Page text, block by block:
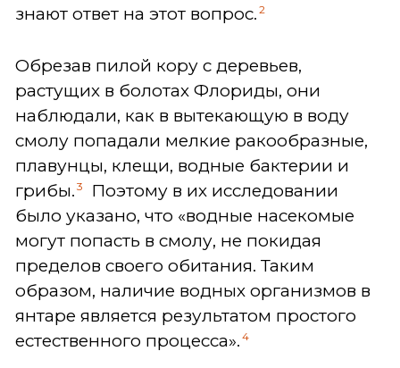
знают ответ на этот вопрос. 2
Обрезав пилой кору с деревьев,
растущих в болотах Флориды, они
наблюдали, как в вытекающую в воду
смолу попадали мелкие ракообразные,
плавунцы, клещи, водные бактерии и
грибы. 3
Поэтому в их исследовании
было указано, что «водные насекомые
могут попасть в смолу, не покидая
пределов своего обитания. Таким
образом, наличие водных организмов в
янтаре является результатом простого
естественного процесса». 4